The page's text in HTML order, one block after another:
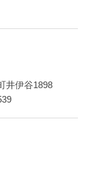
井伊谷1898